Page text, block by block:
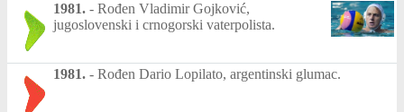
1981. - Rođen Vladimir Gojković,
jugoslovenski i crnogorski vaterpolista.
1981. - Rođen Dario Lopilato, argentinski glumac.